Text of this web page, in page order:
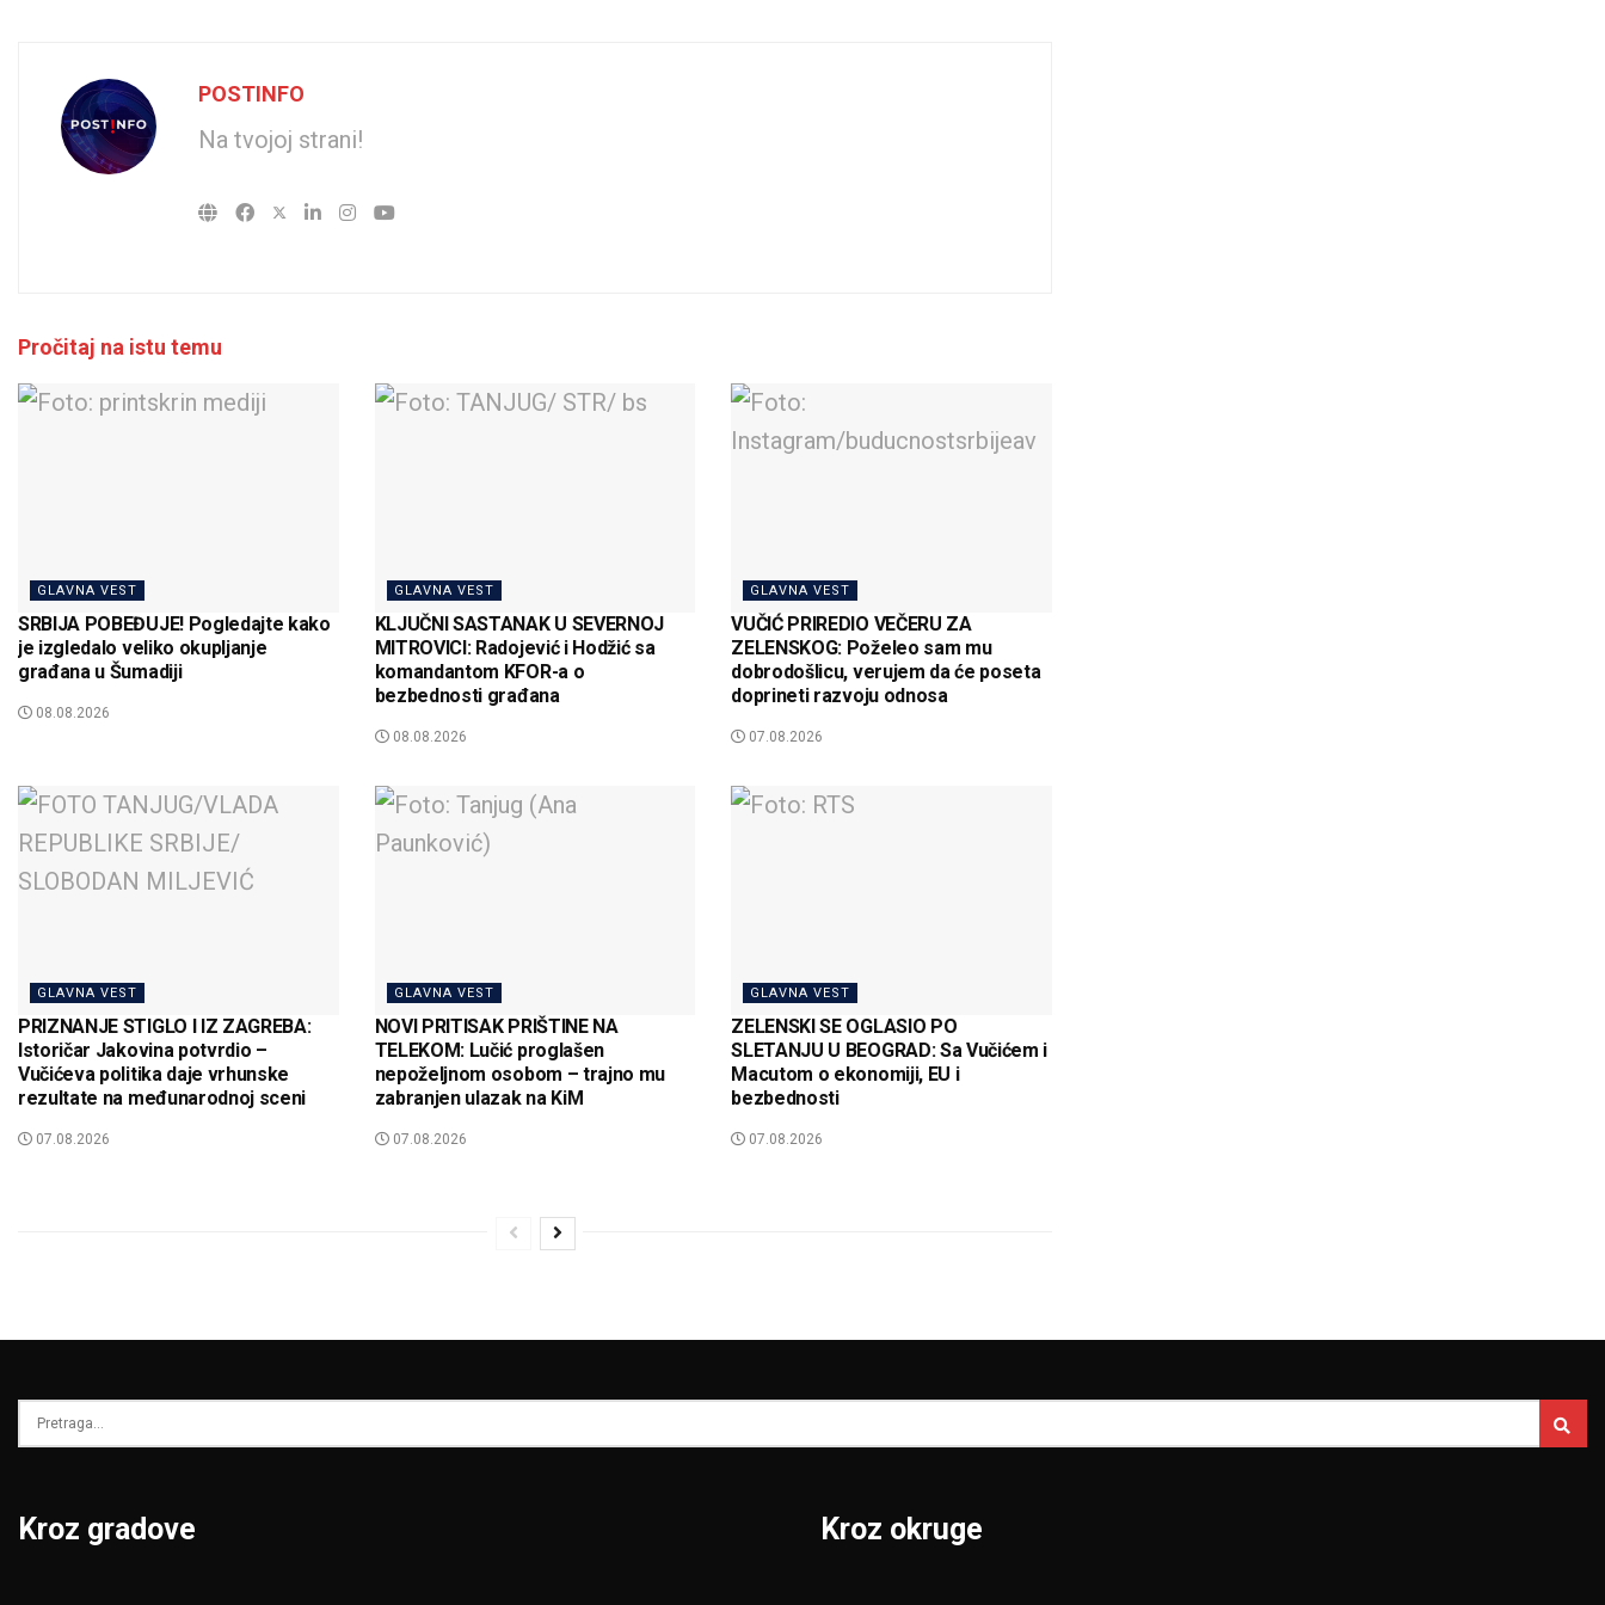
POSTINFO
Na tvojoj strani!
Pročitaj na istu temu
GLAVNA VEST
SRBIJA POBEĐUJE! Pogledajte kako
je izgledalo veliko okupljanje
građana u Šumadiji
08.08.2026
GLAVNA VEST
KLJUČNI SASTANAK U SEVERNOJ
MITROVICI: Radojević i Hodžić sa
komandantom KFOR-a o
bezbednosti građana
08.08.2026
GLAVNA VEST
VUČIĆ PRIREDIO VEČERU ZA
ZELENSKOG: Poželeo sam mu
dobrodošlicu, verujem da će poseta
doprineti razvoju odnosa
07.08.2026
GLAVNA VEST
PRIZNANJE STIGLO I IZ ZAGREBA:
Istoričar Jakovina potvrdio –
Vučićeva politika daje vrhunske
rezultate na međunarodnoj sceni
07.08.2026
GLAVNA VEST
NOVI PRITISAK PRIŠTINE NA
TELEKOM: Lučić proglašen
nepoželjnom osobom – trajno mu
zabranjen ulazak na KiM
07.08.2026
GLAVNA VEST
ZELENSKI SE OGLASIO PO
SLETANJU U BEOGRAD: Sa Vučićem i
Macutom o ekonomiji, EU i
bezbednosti
07.08.2026
Kroz gradove Kroz okruge